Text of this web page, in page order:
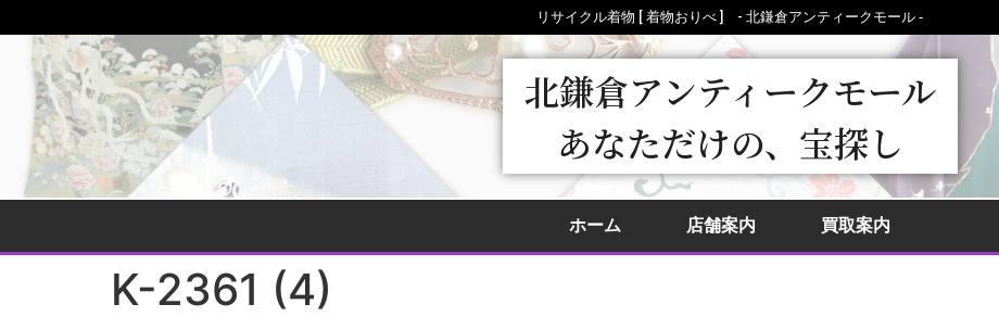
リサイクル着物 [ 着物おりべ ] - 北鎌倉アンティークモール ‐
北鎌倉アンティークモール
あなただけの、宝探し
ホーム 店舗案内 買取案内
K-2361 (4)